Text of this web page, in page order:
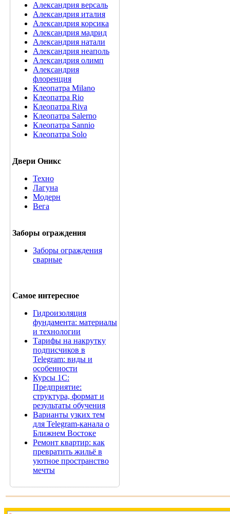
Александрия версаль
Александрия италия
Александрия корсика
Александрия мадрид
Александрия натали
Александрия неаполь
Александрия олимп
Александрия
флоренция
Клеопатра Milano
Клеопатра Rio
Клеопатра Riva
Клеопатра Salerno
Клеопатра Sannio
Клеопатра Solo
Двери Оникс
Техно
Лагуна
Модерн
Вега
Заборы ограждения
Заборы ограждения
сварные
Самое интересное
Гидроизоляция
фундамента: материалы
и технологии
Тарифы на накрутку
подписчиков в
Telegram: виды и
особенности
Курсы 1С:
Предприятие:
структура, формат и
результаты обучения
Варианты узких тем
для Telegram-канала о
Ближнем Востоке
Ремонт квартир: как
превратить жильё в
уютное пространство
мечты